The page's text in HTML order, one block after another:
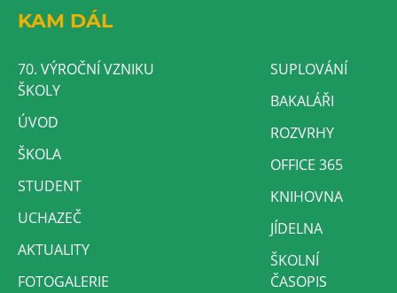
KAM DÁL
70. VÝROČNÍ VZNIKU
ŠKOLY
ÚVOD
ŠKOLA
STUDENT
UCHAZEČ
AKTUALITY
FOTOGALERIE
SUPLOVÁNÍ
BAKALÁŘI
ROZVRHY
OFFICE 365
KNIHOVNA
JÍDELNA
ŠKOLNÍ
ČASOPIS